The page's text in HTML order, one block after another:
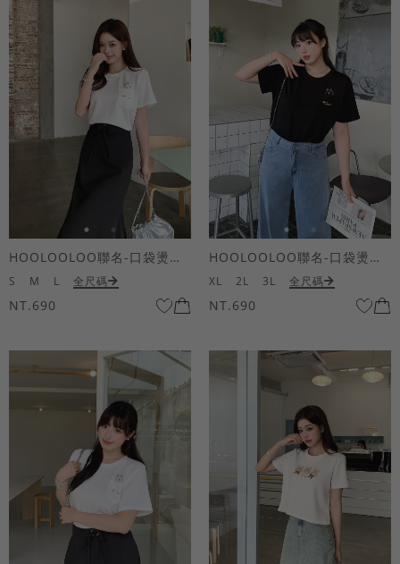
HOOLOOLOO聯名-口袋燙金KUKU熊短袖上衣
S M L 全尺碼
NT.690
HOOLOOLOO聯名-口袋燙金KUKU熊短袖上衣
XL 2L 3L 全尺碼
NT.690